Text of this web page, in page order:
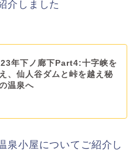
介しました
年下ノ廊下Part4:十字峡を
、仙人谷ダムと峠を越え秘
温泉へ
泉小屋についてご紹介し